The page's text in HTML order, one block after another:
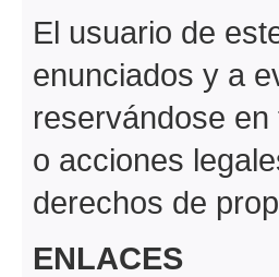
El usuario de
enunciados y a
reservándose en
o acciones
derechos de
ENLACES